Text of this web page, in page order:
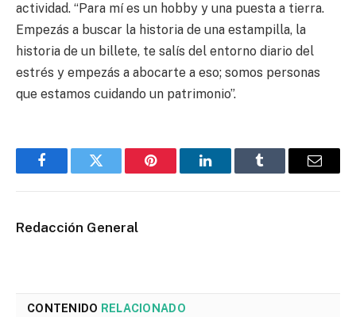
actividad. “Para mí es un hobby y una puesta a tierra.
Empezás a buscar la historia de una estampilla, la
historia de un billete, te salís del entorno diario del
estrés y empezás a abocarte a eso; somos personas
que estamos cuidando un patrimonio”.
FacebookTwitter Pinterest LinkedInTumblr Email
Redacción General
CONTENIDO RELACIONADO